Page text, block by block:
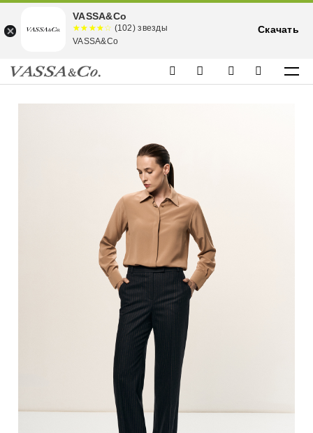
VASSA&Co
☆☆☆☆☆
★★★★
★
(102) звезды
VASSA&Co
Скачать